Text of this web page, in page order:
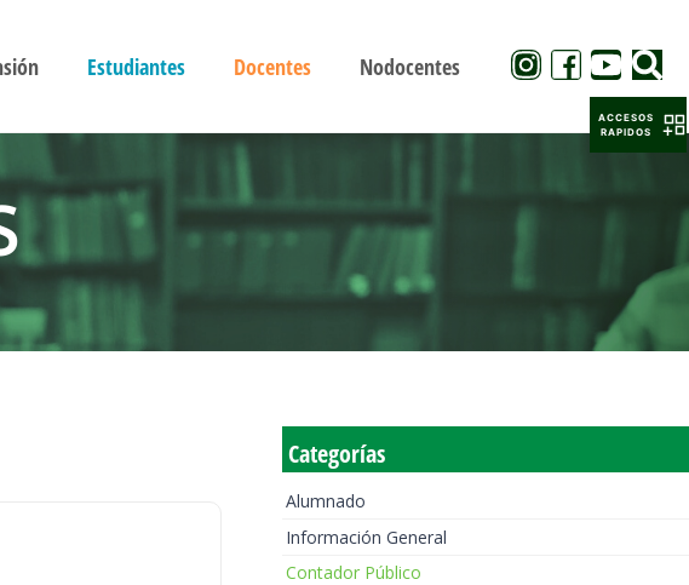
Estudiantes Docentes Nodocentes
Categorías
Alumnado
Información General
Contador Público
ACCESOS
RAPIDOS